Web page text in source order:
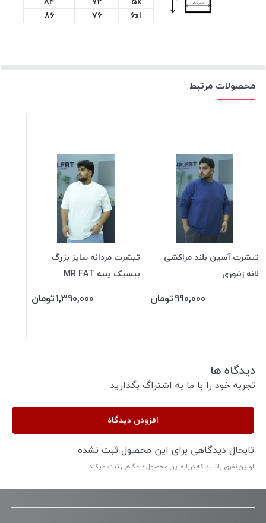
6xl
76
86
محصولات مرتبط
تیشرت آسین بلند مراکشی
لانه زنبوری
990,000تومان
تیشرت مردانه سایز بزرگ
بیسیک پنبه MR.FAT
1,390,000تومان
دیدگاه ها
تجربه خود را با ما به اشتراگ بگذارید
افزودن دیدگاه
تابحال دیدگاهی برای این محصول ثبت نشده
اولین نفری باشید که درباره این محصول دیدگاهی ثبت میکند